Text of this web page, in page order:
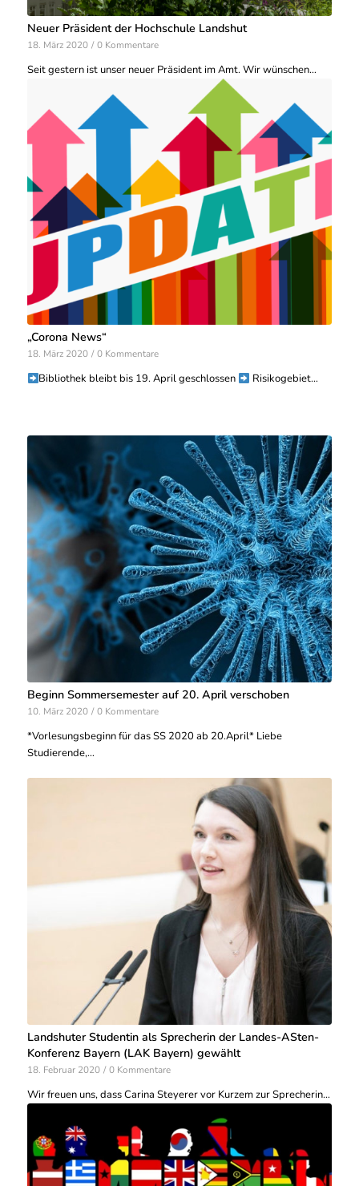
Neuer Präsident der Hochschule Landshut
18. März 2020 / 0 Kommentare
Seit gestern ist unser neuer Präsident im Amt. Wir wünschen…
„Corona News“
18. März 2020 / 0 Kommentare
Bibliothek bleibt bis 19. April geschlossen Risikogebiet…
Beginn Sommersemester auf 20. April verschoben
10. März 2020 / 0 Kommentare
*Vorlesungsbeginn für das SS 2020 ab 20.April* Liebe
Studierende,…
Landshuter Studentin als Sprecherin der Landes-ASten-
Konferenz Bayern (LAK Bayern) gewählt
18. Februar 2020 / 0 Kommentare
Wir freuen uns, dass Carina Steyerer vor Kurzem zur Sprecherin…